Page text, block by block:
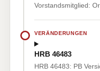
Vorstandsmitglied:
VERÄNDERUNGEN
HRB 46483
HRB 46483: PB